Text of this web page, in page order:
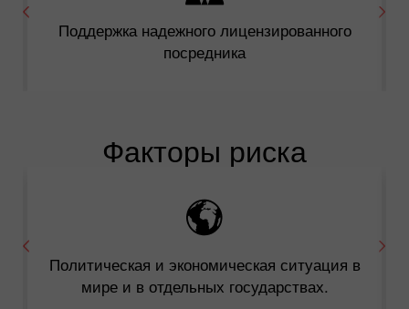
Поддержка надежного лицензированного
посредника
Факторы риска
Политическая и экономическая ситуация в
мире и в отдельных государствах.